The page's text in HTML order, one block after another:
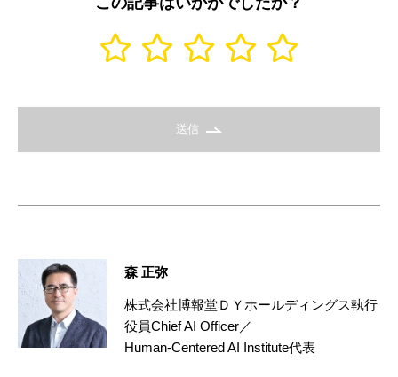
送信
森 正弥
株式会社博報堂ＤＹホールディングス執行
役員Chief AI Officer／
Human-Centered AI Institute代表